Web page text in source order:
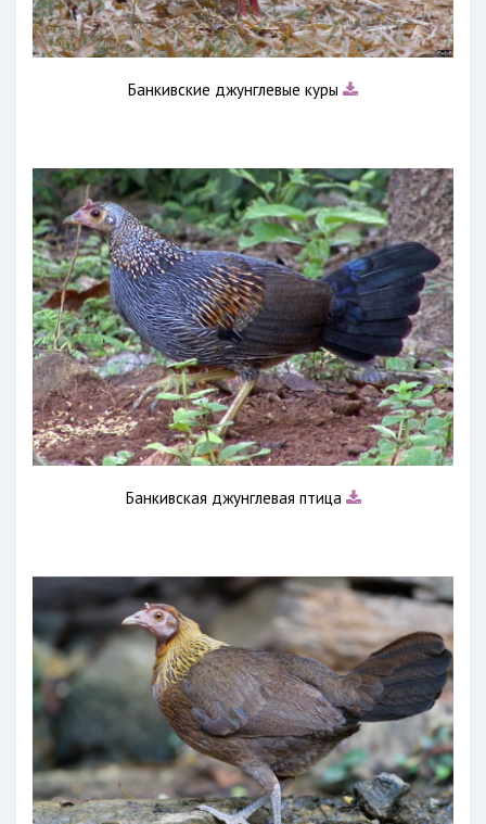
Банкивские джунглевые куры
Банкивская джунглевая птица